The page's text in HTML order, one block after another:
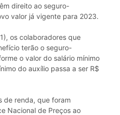
direito ao seguro-
valor já vigente para 2023.
os colaboradores que
terão o seguro-
o valor do salário mínimo
do auxílio passa a ser R$
de renda, que foram
Nacional de Preços ao